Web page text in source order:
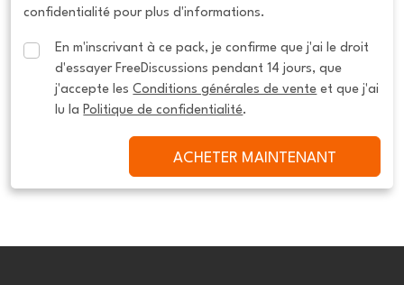
confidentialité pour plus d'informations.
En m'inscrivant à ce pack, je confirme que j'ai le droit
d'essayer FreeDiscussions pendant 14 jours, que
j'accepte les Conditions générales de vente et que j'ai
lu la Politique de confidentialité.
ACHETER MAINTENANT